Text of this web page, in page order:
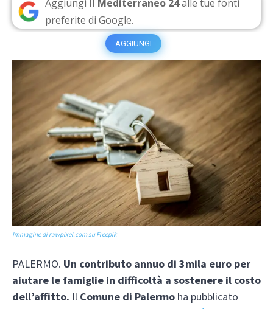
Aggiungi Il Mediterraneo 24alle tue fonti
preferite di Google.
AGGIUNGI
Immagine di rawpixel.com su Freepik
PALERMO. Un contributo annuo di 3mila euro per
aiutare le famiglie in difficoltà a sostenere il costo
dell’affitto. Il Comune di Palermo ha pubblicato